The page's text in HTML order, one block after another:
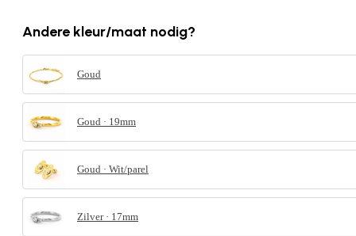
Andere kleur/maat nodig?
Goud
Goud · 19mm
Goud · Wit/parel
Zilver · 17mm